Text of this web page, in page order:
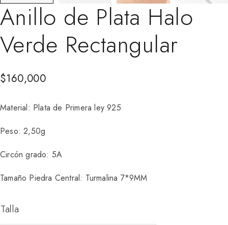
Anillo de Plata Halo
Verde Rectangular
$160,000
Material: Plata de Primera ley 925
Peso: 2,50g
Circón grado: 5A
Tamaño Piedra Central: Turmalina 7*9MM
Talla